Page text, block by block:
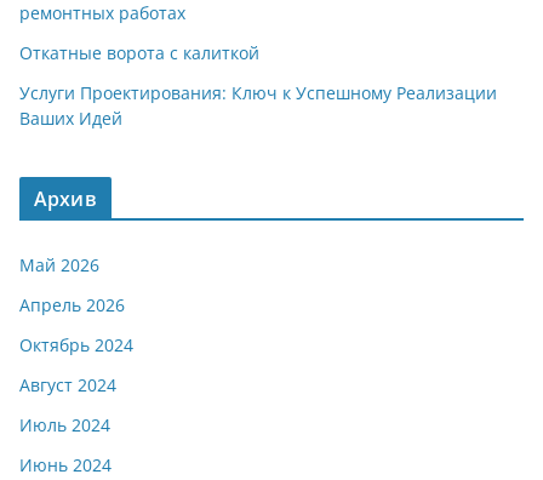
ремонтных работах
Откатные ворота с калиткой
Услуги Проектирования: Ключ к Успешному Реализации
Ваших Идей
Архив
Май 2026
Апрель 2026
Октябрь 2024
Август 2024
Июль 2024
Июнь 2024